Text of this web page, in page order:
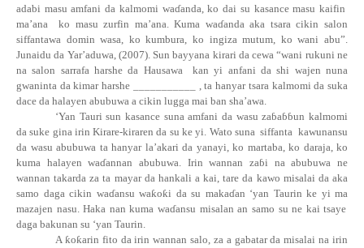
adabi masu amfani da kalmomi waɗanda, ko dai su kasance masu kaifin
ma’ana
ko masu zurfin ma’ana. Kuma waɗandaaka tsara cikin salon
siffantawa domin wasa, ko kumbura, ko ingiza mutum, ko wani abu”.
Junaidu da Yar’aduwa, (2007). Sun bayyana kirari da cewa “wani rukuni ne
na salon sarrafa harshe da Hausawa
kan yi anfani da shi wajen nuna
gwaninta da kimar harshe ___________ , ta hanyar tsara kalmomi da suka
dace da halayen abubuwa a cikin lugga mai ban sha’awa.
‘Yan Tauri sun kasance suna amfani da wasuzaɓaɓɓun kalmomi
da suke gina irin Kirare-kiraren da su ke yi. Wato suna siffanta kawunansu
da wasu abubuwa ta hanyar la’akari da yanayi, ko martaba, ko daraja, ko
kuma halayenwaɗannan abubuwa. Irin wannanzaɓi na abubuwa ne
wannan takarda za ta mayar da hankali a kai, tare da kawo misalai da aka
samo daga cikin waɗansu waƙoƙi da su makaɗan ‘yan Taurin ke yi ma
mazajen nasu. Haka nan kumawaɗansu misalan an samo su ne kai tsaye
daga bakunan su ‘yan Taurin.
A ƙoƙarin fito da irin wannan salo, za a gabatar da misalai na irin